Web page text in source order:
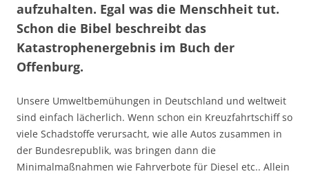
aufzuhalten. Egal was die Menschheit tut.
Schon die Bibel beschreibt das
Katastrophenergebnis im Buch der
Offenburg.
Unsere Umweltbemühungen in Deutschland und weltweit
sind einfach lächerlich. Wenn schon ein Kreuzfahrtschiff so
viele Schadstoffe verursacht, wie alle Autos zusammen in
der Bundesrepublik, was bringen dann die
Minimalmaßnahmen wie Fahrverbote für Diesel etc.. Allein